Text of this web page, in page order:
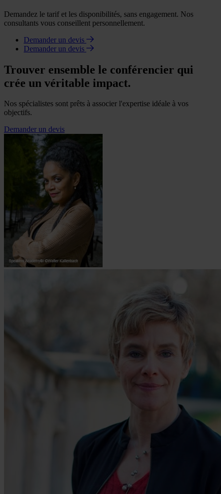
Demandez le tarif et les disponibilités, sans engagement. Nos
consultants vous conseillent personnellement.
Demander un devis
Demander un devis
Trouver ensemble le conférencier qui
crée un véritable impact.
Nos spécialistes sont prêts à associer l'expertise idéale à vos
objectifs.
Demander un devis